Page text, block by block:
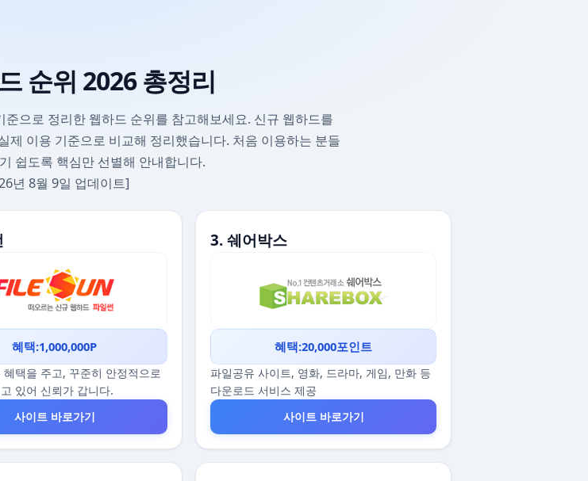
순위 2026 총정리
으로 정리한 웹하드 순위를 참고해보세요. 신규 웹하드를
제 이용 기준으로 비교해 정리했습니다. 처음 이용하는 분들
쉽도록 핵심만 선별해 안내합니다.
년 8월 9일 업데이트]
혜택:1,000,000P
혜택을 주고, 꾸준히 안정적으로
있어 신뢰가 갑니다.
사이트 바로가기
3. 쉐어박스
혜택:20,000포인트
파일공유 사이트, 영화, 드라마, 게임, 만화 등
다운로드 서비스 제공
사이트 바로가기